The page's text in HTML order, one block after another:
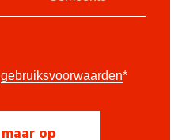
gebruiksvoorwaarden*